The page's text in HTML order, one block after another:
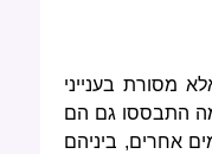
מסורת בענייני
התבססו גם הם
אחרים, ביניהם